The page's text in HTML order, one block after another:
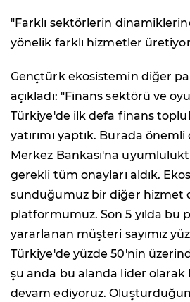
"Farklı sektörlerin
yönelik farklı hizmetler
Gençtürk ekosistemin diğer
açıkladı: "Finans sektörü ve
Türkiye'de ilk defa finans
yatırımı yaptık. Burada
Merkez Bankası'na
gerekli tüm onayları aldık.
sunduğumuz bir diğer hizmet
platformumuz. Son 5 yılda bu
yararlanan müşteri sayımız
Türkiye'de yüzde 50'nin
şu anda bu alanda lider
devam ediyoruz.